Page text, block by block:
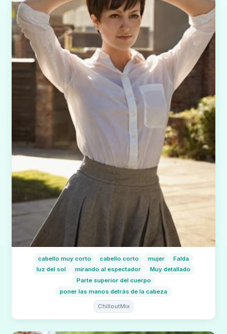
cabello muy corto cabello corto mujer
Falda
luz del sol
mirando al espectador
Muy detallado
Parte superior del cuerpo
poner las manos detrás de la cabeza
ChilloutMix